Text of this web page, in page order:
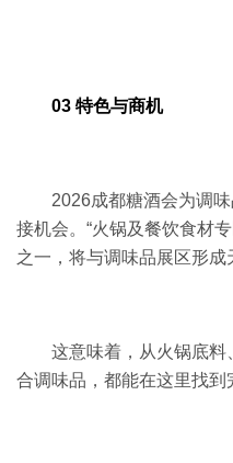
03 特色与商机
2026成都糖酒会为调
接机会。“火锅及餐饮食材
之一，将与调味品展区形成
这意味着，从火锅底料
合调味品，都能在这里找到